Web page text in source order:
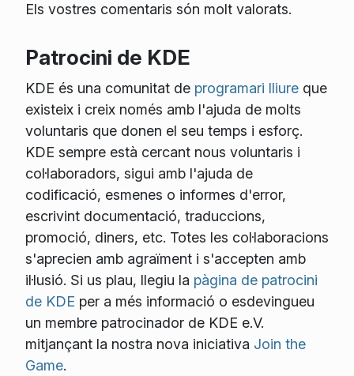
Els vostres comentaris són molt valorats.
Patrocini de KDE
KDE és una comunitat de programari lliureque
existeix i creix només amb l'ajuda de molts
voluntaris que donen el seu temps i esforç.
KDE sempre està cercant nous voluntaris i
col·laboradors, sigui amb l'ajuda de
codificació, esmenes o informes d'error,
escrivint documentació, traduccions,
promoció, diners, etc. Totes les col·laboracions
s'aprecien amb agraïment i s'accepten amb
il·lusió. Si us plau, llegiu la pàgina de patrocini
de KDE per a més informació o esdevingueu
un membre patrocinador de KDE e.V.
mitjançant la nostra nova iniciativa Join the
Game.